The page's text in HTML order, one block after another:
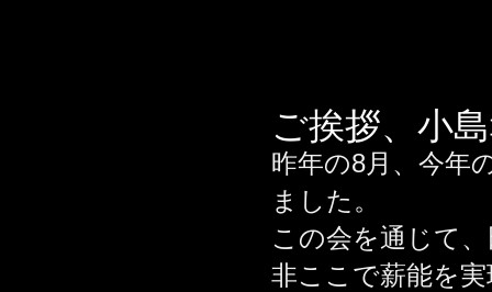
ご挨拶、小
昨年の8月、今年
ました。
この会を通じて
非ここで薪能を